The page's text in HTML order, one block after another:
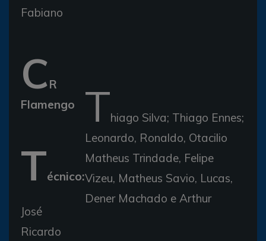
Fabiano
CR
Flamengo
Thiago Silva; Thiago Ennes;
Leonardo, Ronaldo, Otacilio
Matheus Trindade, Felipe
Vizeu, Matheus Savio, Lucas,
Dener Machado e Arthur
Técnico:
José
Ricardo